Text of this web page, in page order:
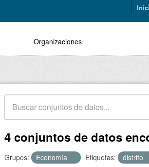
Organizaciones
4 conjuntos de datos
Grupos: Economía Etiquetas: distrito